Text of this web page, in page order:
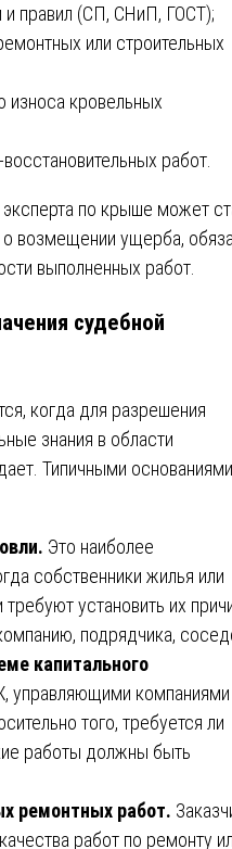
и правил (СП, СНиП, ГОСТ);
или строительных
износа кровельных
работ.
по крыше может
возмещении ущерба,
выполненных работ.
судебной
когда для разрешения
знания в области
Типичными основаниями
Это наиболее
собственники жилья или
установить их
подрядчика,
капитального
управляющими компаниями
того, требуется ли
работы должны быть
ремонтных работ.
работ по ремонту